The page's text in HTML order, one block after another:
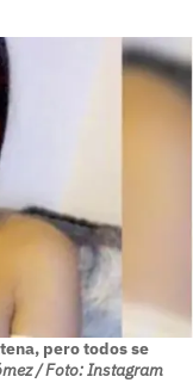
pero todos se
/ Foto: Instagram